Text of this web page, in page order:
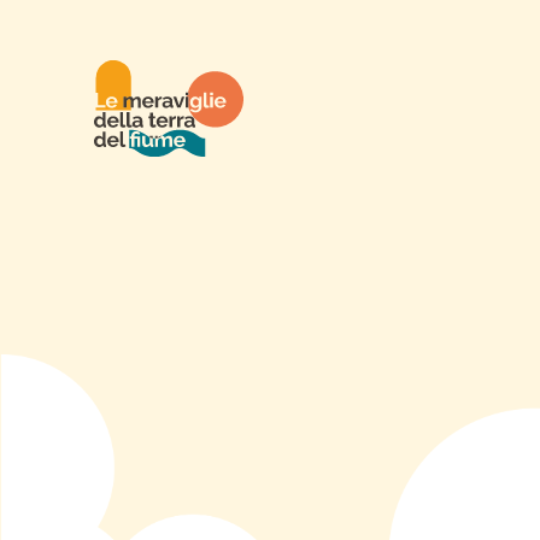
C'ERA UNA
PRIMAVERA